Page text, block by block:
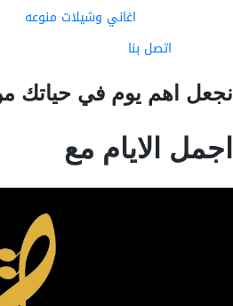
اغاني وشيلات منوعه
اتصل بنا
اهم يوم في حياتك من
الايام مع